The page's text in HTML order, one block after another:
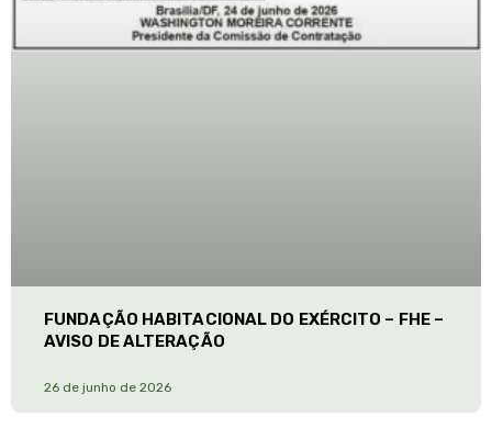
FUNDAÇÃO HABITACIONAL DO EXÉRCITO – FHE –
AVISO DE ALTERAÇÃO
26 de junho de 2026